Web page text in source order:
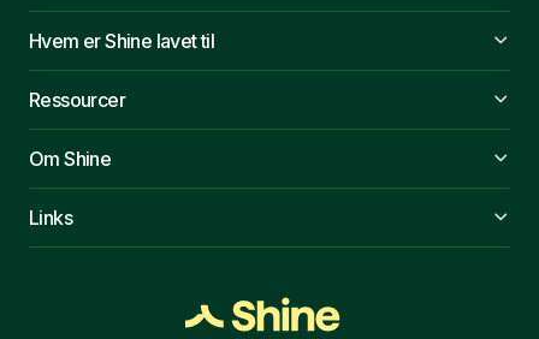
Hvem er Shine lavet til
Ressourcer
Om Shine
Links